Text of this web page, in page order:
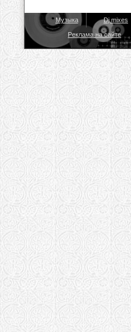
Музыка Dj mixes
Реклама на сайте